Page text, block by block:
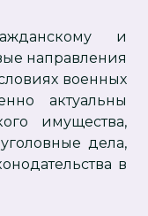
и
направления
военных
актуальны
имущества,
дела,
в